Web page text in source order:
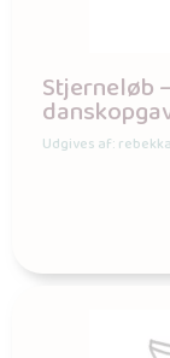
Stjerneløb
Udgives af: